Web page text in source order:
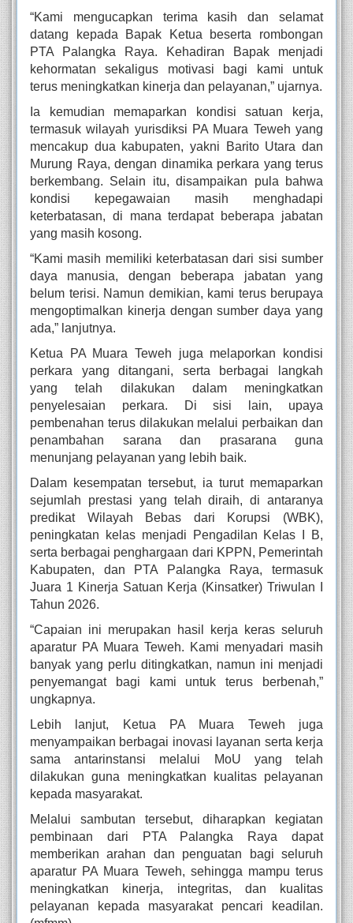
“Kami mengucapkan terima kasih dan selamat
datang kepada Bapak Ketua beserta rombongan
PTA Palangka Raya. Kehadiran Bapak menjadi
kehormatan sekaligus motivasi bagi kami untuk
terus meningkatkan kinerja dan pelayanan,” ujarnya.
Ia kemudian memaparkan kondisi satuan kerja,
termasuk wilayah yurisdiksi PA Muara Teweh yang
mencakup dua kabupaten, yakni Barito Utara dan
Murung Raya, dengan dinamika perkara yang terus
berkembang. Selain itu, disampaikan pula bahwa
kondisi kepegawaian masih menghadapi
keterbatasan, di mana terdapat beberapa jabatan
yang masih kosong.
“Kami masih memiliki keterbatasan dari sisi sumber
daya manusia, dengan beberapa jabatan yang
belum terisi. Namun demikian, kami terus berupaya
mengoptimalkan kinerja dengan sumber daya yang
ada,” lanjutnya.
Ketua PA Muara Teweh juga melaporkan kondisi
perkara yang ditangani, serta berbagai langkah
yang telah dilakukan dalam meningkatkan
penyelesaian perkara. Di sisi lain, upaya
pembenahan terus dilakukan melalui perbaikan dan
penambahan sarana dan prasarana guna
menunjang pelayanan yang lebih baik.
Dalam kesempatan tersebut, ia turut memaparkan
sejumlah prestasi yang telah diraih, di antaranya
predikat Wilayah Bebas dari Korupsi (WBK),
peningkatan kelas menjadi Pengadilan Kelas I B,
serta berbagai penghargaan dari KPPN, Pemerintah
Kabupaten, dan PTA Palangka Raya, termasuk
Juara 1 Kinerja Satuan Kerja (Kinsatker) Triwulan I
Tahun 2026.
“Capaian ini merupakan hasil kerja keras seluruh
aparatur PA Muara Teweh. Kami menyadari masih
banyak yang perlu ditingkatkan, namun ini menjadi
penyemangat bagi kami untuk terus berbenah,”
ungkapnya.
Lebih lanjut, Ketua PA Muara Teweh juga
menyampaikan berbagai inovasi layanan serta kerja
sama antarinstansi melalui MoU yang telah
dilakukan guna meningkatkan kualitas pelayanan
kepada masyarakat.
Melalui sambutan tersebut, diharapkan kegiatan
pembinaan dari PTA Palangka Raya dapat
memberikan arahan dan penguatan bagi seluruh
aparatur PA Muara Teweh, sehingga mampu terus
meningkatkan kinerja, integritas, dan kualitas
pelayanan kepada masyarakat pencari keadilan.